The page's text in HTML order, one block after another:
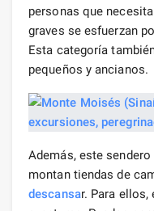
personas que
graves se esfuerzan
Esta categoría
pequeños y ancianos.
Además, este
montan tiendas de
descansar. Para ellos,